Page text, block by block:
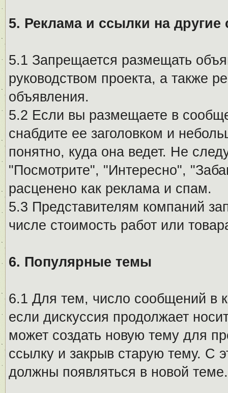
5. Реклама и ссылки на другие
5.1 Запрещается размещать
руководством проекта, а также
объявления.
5.2 Если вы размещаете в
снабдите ее заголовком и
понятно, куда она ведет. Не
"Посмотрите", "Интересно",
расценено как реклама и спам.
5.3 Представителям компаний
числе стоимость работ или
6. Популярные темы
6.1 Для тем, число сообщений в
если дискуссия продолжает
может создать новую тему для
ссылку и закрыв старую тему. С
должны появляться в новой теме.